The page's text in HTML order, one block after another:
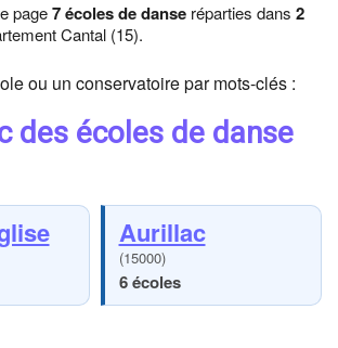
page7 écoles de danse réparties dans 2
Cantal (15).
ou un conservatoire par mots-clés :
des écoles de danse
Aurillac
(15000)
6 écoles